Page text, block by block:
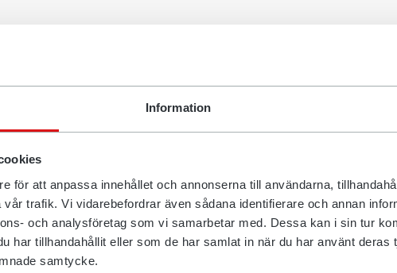
Information
för att anpassa innehållet och annonserna till användarna,
trafik. Vi vidarebefordrar även sådana identifierare och annan
och analysföretag som vi samarbetar med. Dessa kan i sin tur
har tillhandahållit eller som de har samlat in när du har använt deras
samtycke.
kampen mot
blå specialdesignad
den blå gripen med 40 500
egentligen passade
kring järnvägsunderhåll. Det
till en god sak och vi får en
bättre, säger